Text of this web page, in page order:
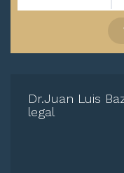
Dr.Juan Luis
legal